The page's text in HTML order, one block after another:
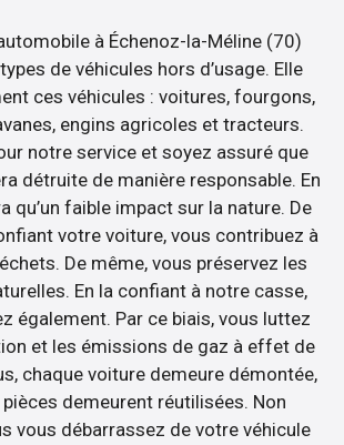
à Échenoz-la-Méline (70)
de véhicules hors d’usage. Elle
ces véhicules : voitures, fourgons,
engins agricoles et tracteurs.
notre service et soyez assuré que
détruite de manière responsable. En
qu’un faible impact sur la nature. De
votre voiture, vous contribuez à
De même, vous préservez les
En la confiant à notre casse,
également. Par ce biais, vous luttez
et les émissions de gaz à effet de
chaque voiture demeure démontée,
demeurent réutilisées. Non
vous débarrassez de votre véhicule